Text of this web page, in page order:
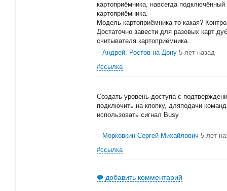
картоприёмника, навсегда
картоприёмника.
Модель картоприёмника то какая?
Достаточно завести для разовых карт
считывателя картоприёмника.
– Андрей, Ростов на Дону 5 лет назад
#ссылка
Создать уровень доступа с
подключить на кпопку, дляподачи
использовать сигнал Busy
– Морковкин Сергей Михайлович 5 лет
#ссылка
добавить комментарий